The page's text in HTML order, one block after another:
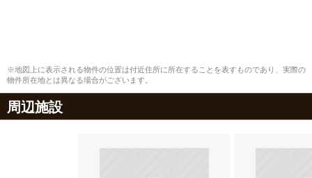
※地図上に表示される物件の位置は付近住所に所在することを表すものであり、実際の
物件所在地とは異なる場合がございます。
周辺施設